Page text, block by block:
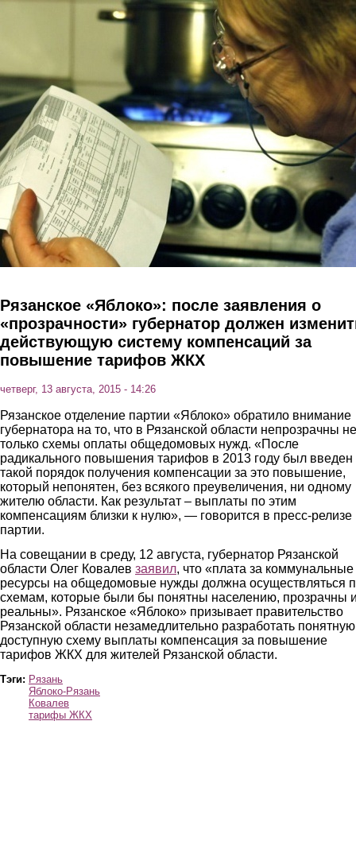
Перейти к основному содержанию
Рязанское «Яблоко»: после заявления о
«прозрачности» губернатор должен
действующую систему компенсаций за
повышение тарифов ЖКХ
четверг, 13 августа, 2015 - 14:26
Рязанское отделение партии «Яблоко» обратило внимание
губернатора на то, что в Рязанской области непрозрачны не
только схемы оплаты общедомовых нужд. «После
радикального повышения тарифов в 2013 году был введен
такой порядок получения компенсации за это повышение,
который непонятен, без всякого преувеличения, ни одному
жителю области. Как результат – выплаты по этим
компенсациям близки к нулю», — говорится в пресс-релизе
партии.
На совещании в среду, 12 августа, губернатор Рязанской
области Олег Ковалев заявил, что «плата за коммунальные
ресурсы на общедомовые нужды должна осуществляться
схемам, которые были бы понятны населению, прозрачны
реальны». Рязанское «Яблоко» призывает правительство
Рязанской области незамедлительно разработать
доступную схему выплаты компенсация за повышение
тарифов ЖКХ для жителей Рязанской области.
Тэги: Рязань
Яблоко-Рязань
Ковалев
тарифы ЖКХ